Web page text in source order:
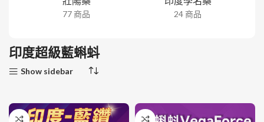
77 商品 24 商品
印度超級藍蝌蚪
Show sidebar